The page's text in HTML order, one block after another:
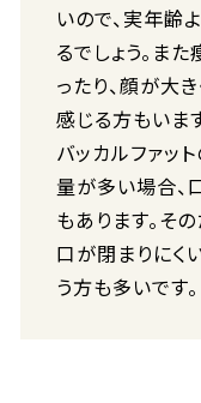
いので、実年齢
るでしょう。ま
ったり、顔が大
感じる方もいま
バッカルファッ
量が多い場合、
もあります。そ
口が閉まりにく
う方も多いです。